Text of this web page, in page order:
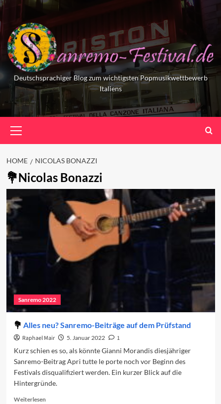
Skip
to
content
Deutschsprachiger Blog zum wichtigsten Popmusikwettbewerb
Italiens
Menu
HOME NICOLAS BONAZZI
Nicolas Bonazzi
Sanremo 2022
Alles neu? Sanremo-Beiträge auf dem Prüfstand
Raphael Mair 5. Januar 2022
1
Kurz schien es so, als könnte Gianni Morandis diesjähriger
Sanremo-Beitrag Apri tutte le porte noch vor Beginn des
Festivals disqualifiziert werden. Ein kurzer Blick auf die
Hintergründe.
WeiterlesenRead